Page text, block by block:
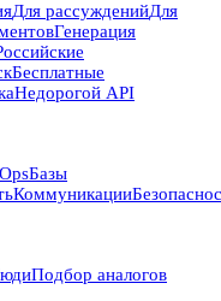
Для рассужденийДля
Генерация
Бесплатные
Недорогой API
Базы
Коммуникации
Подбор аналогов